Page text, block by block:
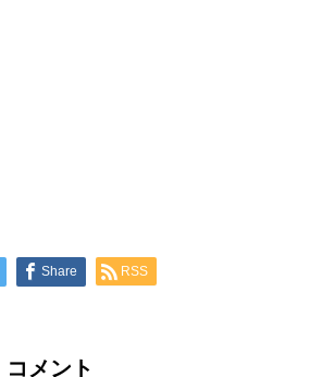
Share RSS
コメント